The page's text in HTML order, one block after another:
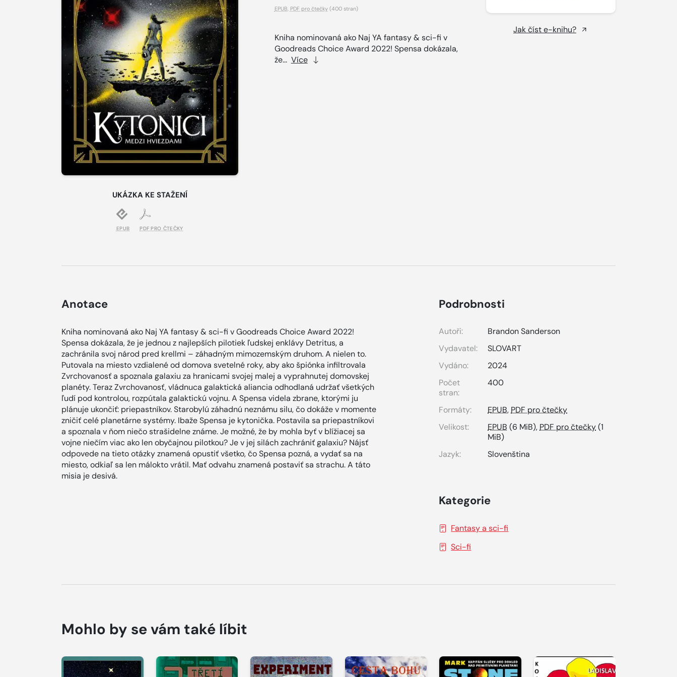
UKÁZKA KE STAŽENÍ
EPUB PDF PRO ČTEČKY
EPUB PDF pro čtečky(400 stran)
Kniha nominovaná ako Naj YA fantasy & sci-fi v
Goodreads Choice Award 2022! Spensa dokázala,
že... Více
Jak číst e-knihu?
Anotace
Kniha nominovaná ako Naj YA fantasy & sci-fi v Goodreads Choice Award 2022!
Spensa dokázala, že je jednou z najlepších pilotiek ľudskej enklávy Detritus, a
zachránila svoj národ pred krellmi – záhadným mimozemským druhom. A nielen to.
Putovala na miesto vzdialené od domova svetelné roky, aby ako špiónka infiltrovala
Zvrchovanosť a spoznala galaxiu za hranicami svojej malej a vyprahnutej domovskej
planéty. Teraz Zvrchovanosť, vládnuca galaktická aliancia odhodlaná udržať všetkých
ľudí pod kontrolou, rozpútala galaktickú vojnu. A Spensa videla zbrane, ktorými ju
plánuje ukončiť: priepastníkov. Starobylú záhadnú neznámu silu, čo dokáže v momente
zničiť celé planetárne systémy. Ibaže Spensa je kytonička. Postavila sa priepastníkovi
a spoznala v ňom niečo strašidelne známe. Je možné, že by mohla byť v blížiacej sa
vojne niečím viac ako len obyčajnou pilotkou? Je v jej silách zachrániť galaxiu? Nájsť
odpovede na tieto otázky znamená opustiť všetko, čo Spensa pozná, a vydať sa na
miesto, odkiaľ sa len málokto vrátil. Mať odvahu znamená postaviť sa strachu. A táto
misia je desivá.
Podrobnosti
Autoři:
Brandon Sanderson
Vydavatel:
SLOVART
Vydáno:
2024
Počet
stran:
400
Formáty: EPUB,PDF pro čtečky
Velikost:
EPUB (6 MiB),PDF pro čtečky(1
MiB)
Jazyk:
Slovenština
Kategorie
Fantasy a sci-fi
Sci-fi
Mohlo by se vám také líbit